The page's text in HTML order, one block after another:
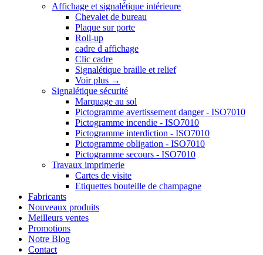
Affichage et signalétique intérieure
Chevalet de bureau
Plaque sur porte
Roll-up
cadre d affichage
Clic cadre
Signalétique braille et relief
Voir plus →
Signalétique sécurité
Marquage au sol
Pictogramme avertissement danger - ISO7010
Pictogramme incendie - ISO7010
Pictogramme interdiction - ISO7010
Pictogramme obligation - ISO7010
Pictogramme secours - ISO7010
Travaux imprimerie
Cartes de visite
Etiquettes bouteille de champagne
Fabricants
Nouveaux produits
Meilleurs ventes
Promotions
Notre Blog
Contact